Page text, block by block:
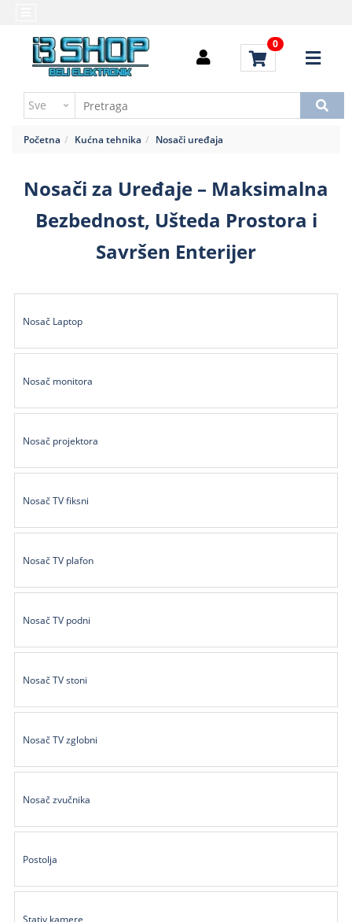
0
Baterija,punjač
Elektromehaničke
komponente
komponente
Kablovi
priključci
Kućna
oprema,računari
Strujni
Brendovi
Uputstvo
kupovinu
slanja
Početna Kućna tehnika Nosači uređaja
Nosači za Uređaje – Maksimalna
Bezbednost, Ušteda Prostora i
Savršen Enterijer
Nosač Laptop
Nosač monitora
Nosač projektora
Nosač TV fiksni
Nosač TV plafon
Nosač TV podni
Nosač TV stoni
Nosač TV zglobni
Nosač zvučnika
Postolja
Stativ kamere